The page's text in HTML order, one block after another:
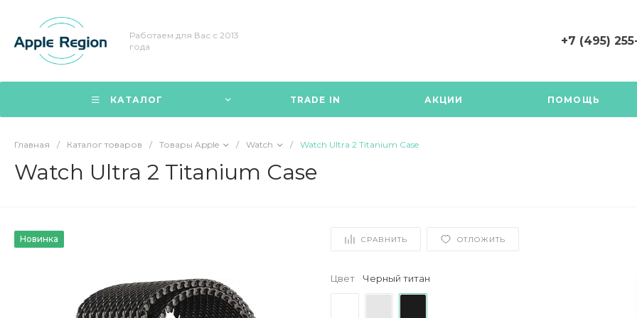
Работаем для Вас с 2013
года
+7 (495)
Багратионовский
КАТАЛОГ TRADE IN АКЦИИ ПОМОЩЬ
Главная / Каталог товаров / Товары Apple / Watch / Watch Ultra 2 Titanium Case
Watch Ultra 2 Titanium Case
Новинка СРАВНИТЬ ОТЛОЖИТЬ
Цвет Черный титан